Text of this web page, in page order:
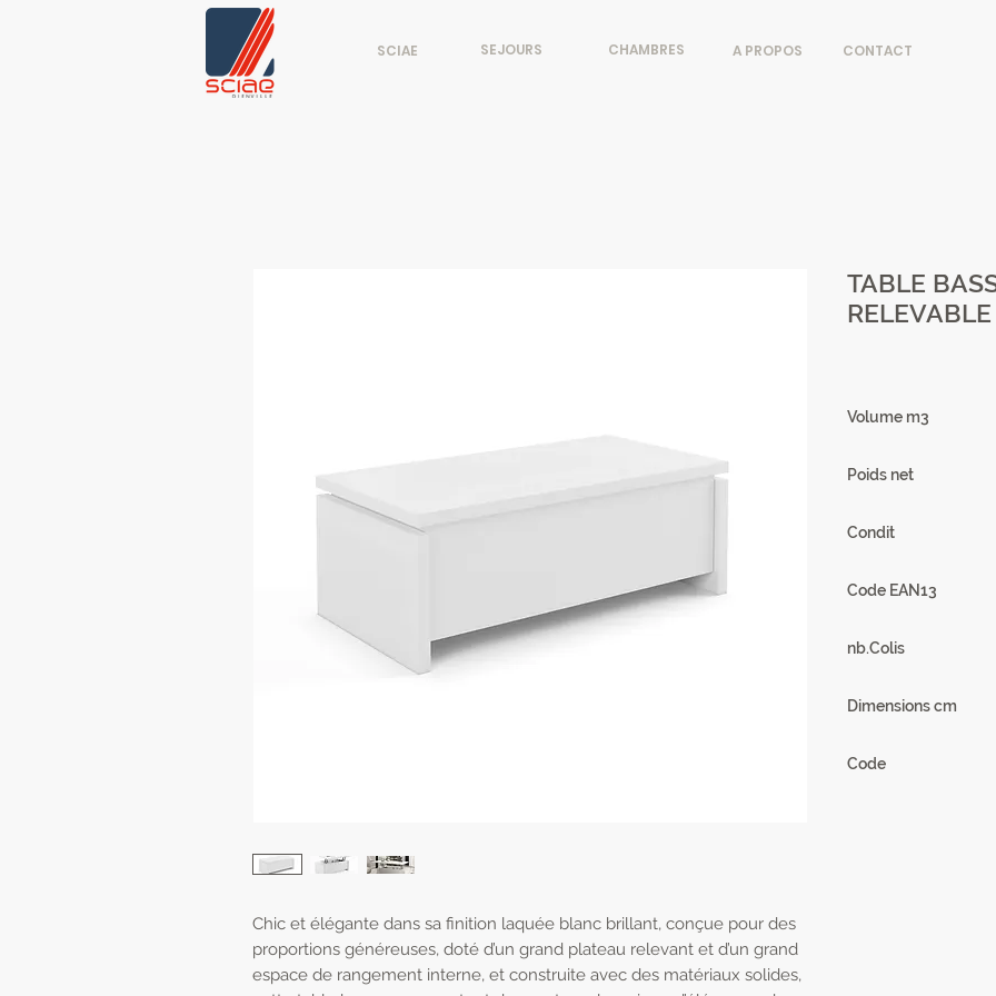
SCIAE SEJOURS CHAMBRES A PROPOS CONTACT
Chic et élégante dans sa finition laquée blanc brillant, conçue pour des
proportions généreuses, doté d’un grand plateau relevant et d’un grand
espace de rangement interne, et construite avec des matériaux solides,
TABLE
RELEVABLE
Volume m3
Poids net
Condit
Code EAN13
nb.Colis
Dimensions cm
Code